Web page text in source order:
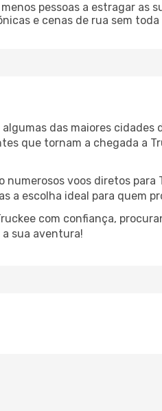
pessoas a estragar as
e cenas de rua sem
das maiores cidades
que tornam a chegada a
voos diretos para
a escolha ideal para quem
com confiança,
sua aventura!